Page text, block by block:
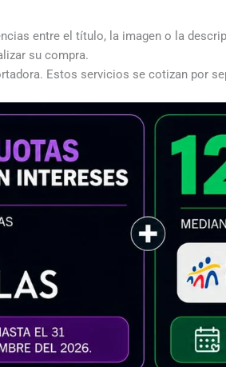
entre el título, la imagen o la
su compra.
Estos servicios se cotizan por